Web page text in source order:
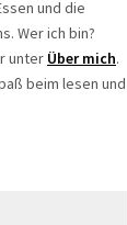
und die
Wer ich bin?
unter Über mich.
beim lesen und